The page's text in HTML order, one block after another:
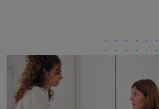
Clientes e
CUF Academic Center